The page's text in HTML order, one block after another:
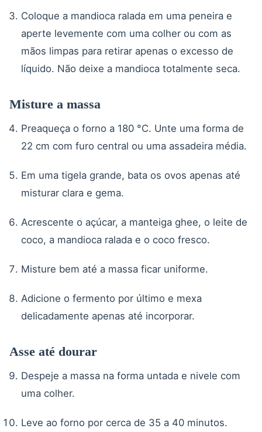
Coloque a mandioca ralada em uma peneira e
aperte levemente com uma colher ou com as
mãos limpas para retirar apenas o excesso de
líquido. Não deixe a mandioca totalmente seca.
Misture a massa
Preaqueça o forno a 180 °C. Unte uma forma de
22 cm com furo central ou uma assadeira média.
Em uma tigela grande, bata os ovos apenas até
misturar clara e gema.
Acrescente o açúcar, a manteiga ghee, o leite de
coco, a mandioca ralada e o coco fresco.
Misture bem até a massa ficar uniforme.
Adicione o fermento por último e mexa
delicadamente apenas até incorporar.
Asse até dourar
Despeje a massa na forma untada e nivele com
uma colher.
Leve ao forno por cerca de 35 a 40 minutos.